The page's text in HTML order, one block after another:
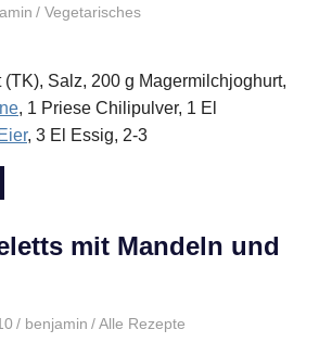
Vegetarisches
Salz, 200 g Magermilchjoghurt,
, 1 Priese Chilipulver, 1 El
Eier, 3 El Essig, 2-3
mit Mandeln und
benjamin Alle Rezepte